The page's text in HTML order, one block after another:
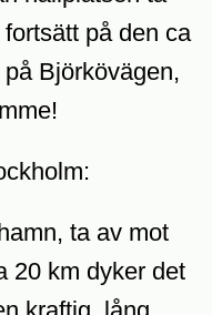
på den ca
Björkövägen,
ta av mot
20 km dyker det